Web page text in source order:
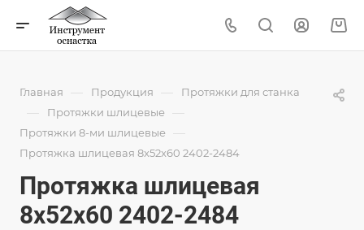
Главная — Продукция — Протяжки для станка
— Протяжки шлицевые —
Протяжки 8-ми шлицевые —
Протяжка шлицевая 8x52x60 2402-2484
Протяжка шлицевая
8x52x60 2402-2484